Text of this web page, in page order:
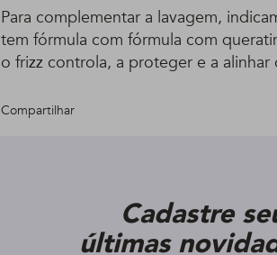
Para complementar a lavagem,
tem fórmula com fórmula com
o frizz controla, a proteger e a alinhar
Compartilhar
Cadastre
últimas